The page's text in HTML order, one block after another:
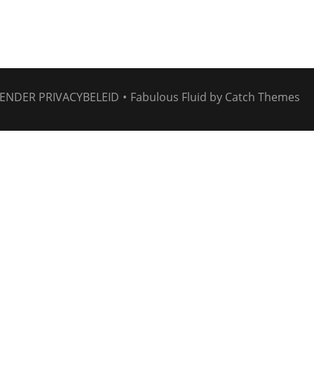
PRIVACYBELEID • Fabulous Fluid by Catch Themes